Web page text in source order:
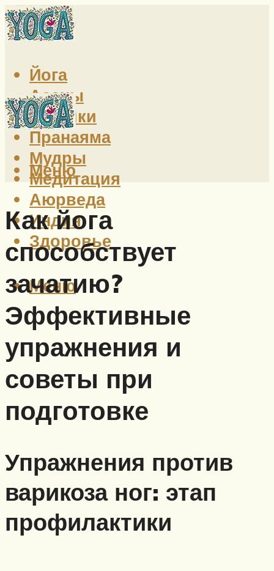
Йога
Асаны
Техники
Пранаяма
Мудры
Медитация
Аюрведа
Индия
Здоровье
Меню
Меню
Как йога
способствует
зачатию?
Эффективные
упражнения и
советы при
подготовке
Упражнения против
варикоза ног: этап
профилактики